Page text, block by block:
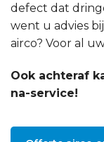
defect dat
went u advies
airco? Voor al
Ook achteraf
na-service!